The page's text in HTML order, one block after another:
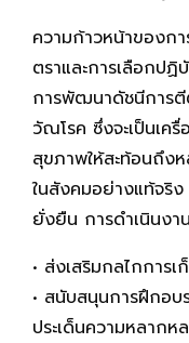
ความก้าวหน้าของก
ตราและการเลือกป
การพัฒนาดัชนีการตี
วัณโรค ซึ่งจะเป็นเค
สุขภาพให้สะท้อนถึง
ในสังคมอย่างแท้จริ
ยั่งยืน การดำเนินงา
• ส่งเสริมกลไกการ
• สนับสนุนการฝึกอบ
ประเด็นความหลากห